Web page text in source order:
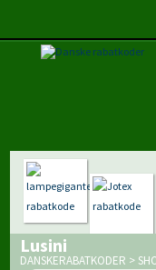
Lusini
DANSKERABATKODER >